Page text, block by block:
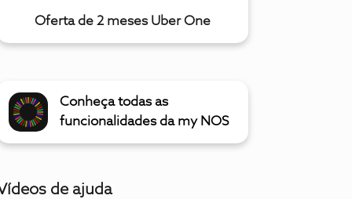
Oferta de 2 meses Uber One
Conheça todas as
funcionalidades da my NOS
de ajuda